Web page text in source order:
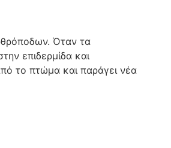
Όταν τα
επιδερμίδα και
το πτώμα και παράγει νέα